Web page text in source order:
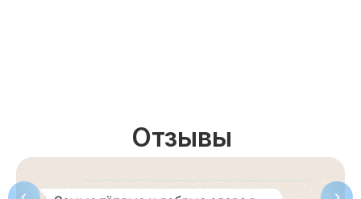
Отзывы
©2026 ООО «МЦ МФО» МОСКВА
Соглашение о конфиденциальности
info@kursmedik.ru